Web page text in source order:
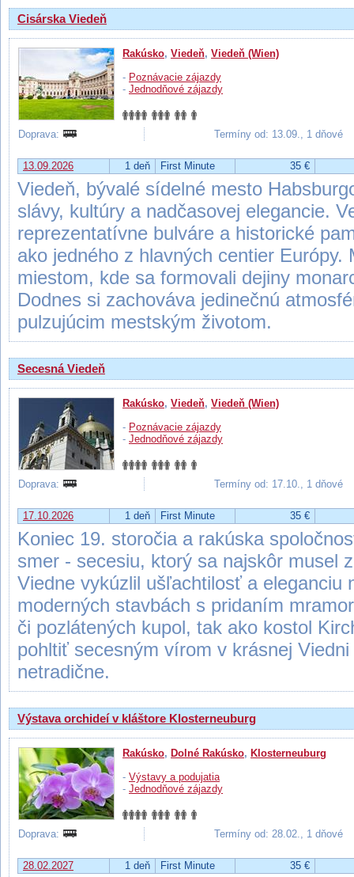
Cisárska Viedeň
Rakúsko, Viedeň, Viedeň (Wien)
- Poznávacie zájazdy
- Jednodňové zájazdy
Doprava: Termíny od: 13.09., 1 dňové
13.09.2026 1 deň First Minute 35 €
Viedeň, bývalé sídelné mesto
slávy, kultúry a nadčasovej elegancie.
reprezentatívne bulváre a historické
ako jedného z hlavných centier Európy.
miestom, kde sa formovali dejiny
Dodnes si zachováva jedinečnú
pulzujúcim mestským životom.
Secesná Viedeň
Rakúsko, Viedeň, Viedeň (Wien)
- Poznávacie zájazdy
- Jednodňové zájazdy
Doprava: Termíny od: 17.10., 1 dňové
17.10.2026 1 deň First Minute 35 €
Koniec 19. storočia a rakúska
smer - secesiu, ktorý sa najskôr musel
Viedne vykúzlil ušľachtilosť a eleganciu
moderných stavbách s pridaním
či pozlátených kupol, tak ako kostol
pohltiť secesným vírom v krásnej
netradične.
Výstava orchideí v kláštore Klosterneuburg
Rakúsko, Dolné Rakúsko, Klosterneuburg
- Výstavy a podujatia
- Jednodňové zájazdy
Doprava: Termíny od: 28.02., 1 dňové
28.02.2027 1 deň First Minute 35 €